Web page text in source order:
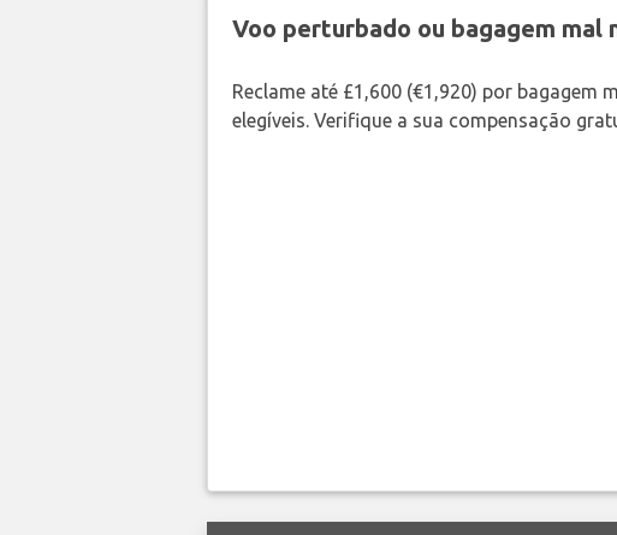
Voo perturbado ou bagagem mal
Reclame até £1,600 (€1,920) por bagagem
elegíveis. Verifique a sua compensação